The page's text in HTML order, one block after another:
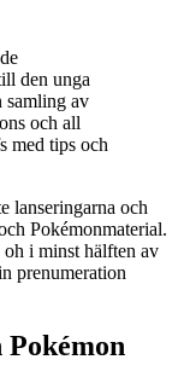
den unga
samling av
och all
med tips och
lanseringarna och
Pokémonmaterial.
i minst hälften av
prenumeration